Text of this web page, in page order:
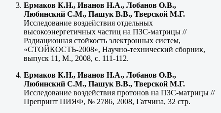
Ермаков К.Н., Иванов Н.А., Лобанов О.В.,
Любинский С.М., Пашук В.В., Тверской М.Г.
Исследование воздействия отдельных
высокоэнергетичных частиц на ПЗС-матрицы //
Радиационная стойкость электронных систем,
«СТОЙКОСТЬ-2008», Научно-технический сборник,
выпуск 11, М., 2008, с. 111-112.
Ермаков К.Н., Иванов Н.А., Лобанов О.В.,
Любинский С.М., Пашук В.В., Тверской М.Г.
Исследование воздействия протонов на ПЗС-матрицы //
Препринт ПИЯФ, № 2786, 2008, Гатчина, 32 стр.